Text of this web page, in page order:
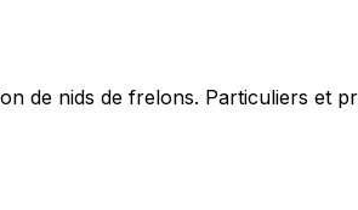
de nids de frelons. Particuliers et